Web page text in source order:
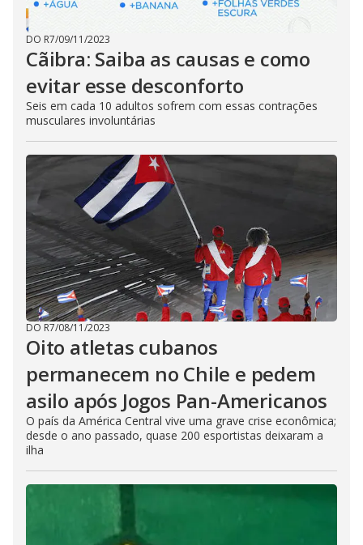
DO R7/09/11/2023
Cãibra: Saiba as causas e como
evitar esse desconforto
Seis em cada 10 adultos sofrem com essas contrações
musculares involuntárias
DO R7/08/11/2023
Oito atletas cubanos
permanecem no Chile e pedem
asilo após Jogos Pan-Americanos
O país da América Central vive uma grave crise econômica;
desde o ano passado, quase 200 esportistas deixaram a
ilha